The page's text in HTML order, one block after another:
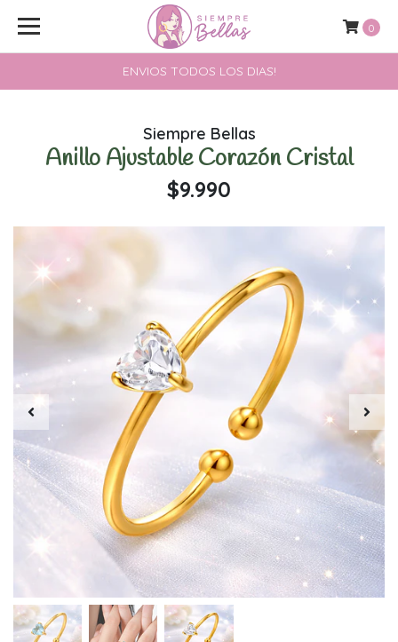
ENVIOS TODOS LOS DIAS!
0
Siempre Bellas
Anillo Ajustable Corazón Cristal
$9.990